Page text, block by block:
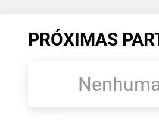
PRÓXIMAS